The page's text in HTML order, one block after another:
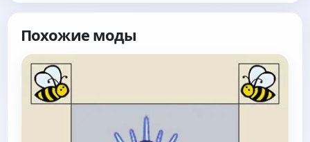
Похожие моды